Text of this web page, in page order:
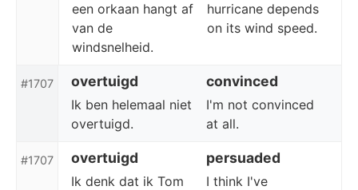
een orkaan hangt af
van de
windsnelheid.
hurricane depends
on its wind speed.
#1707 overtuigd convinced
Ik ben helemaal niet
overtuigd.
I'm not convinced
at all.
#1707 overtuigd persuaded
Ik denk dat ik Tom
I think I've